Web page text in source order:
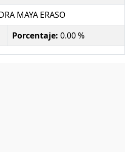
MAYA ERASO
Porcentaje: 0.00 %